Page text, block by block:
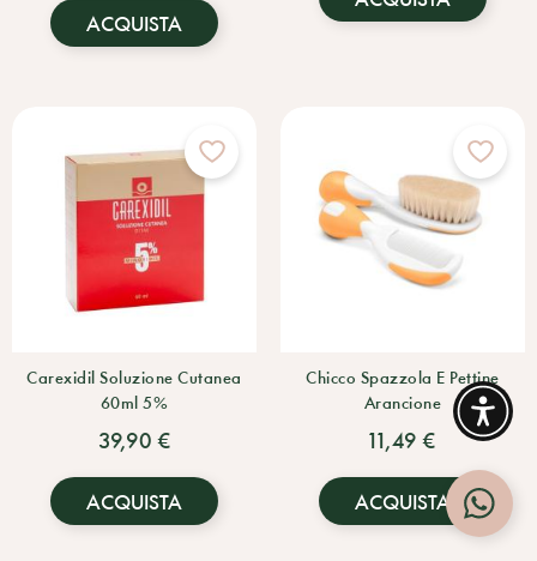
ACQUISTA
Carexidil Soluzione Cutanea
60ml 5%
39,90 €
ACQUISTA
Chicco Spazzola E Pettine
Arancione
11,49 €
ACQUISTA